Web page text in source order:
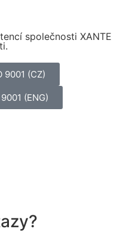
společnosti XANTE
9001 (CZ)
(ENG)